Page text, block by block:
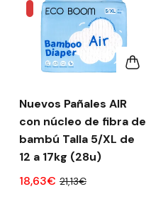
Nuevos Pañales AIR
con núcleo de fibra de
bambú Talla 5/XL de
12 a 17kg (28u)
18,63€ 21,13€